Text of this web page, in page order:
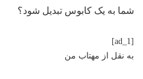
[ad_1]
به نقل از مهتاب من